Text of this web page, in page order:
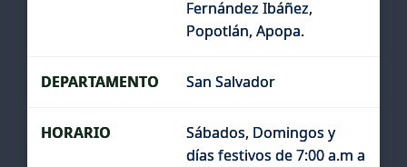
Fernández Ibáñez,
Popotlán, Apopa.
San Salvador
Sábados, Domingos y
días festivos de 7:00 a.m a